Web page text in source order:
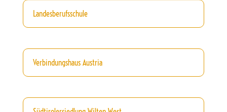
Landesberufsschule
Verbindungshaus Austria